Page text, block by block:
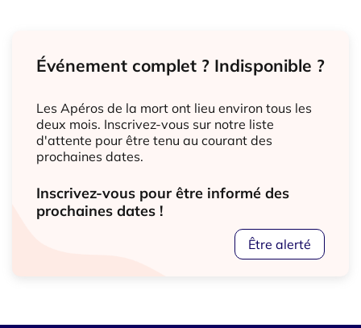
Événement complet ? Indisponible ?
Les Apéros de la mort ont lieu environ tous les
deux mois. Inscrivez-vous sur notre liste
d'attente pour être tenu au courant des
prochaines dates.
Inscrivez-vous pour être informé des
prochaines dates !
Être alerté